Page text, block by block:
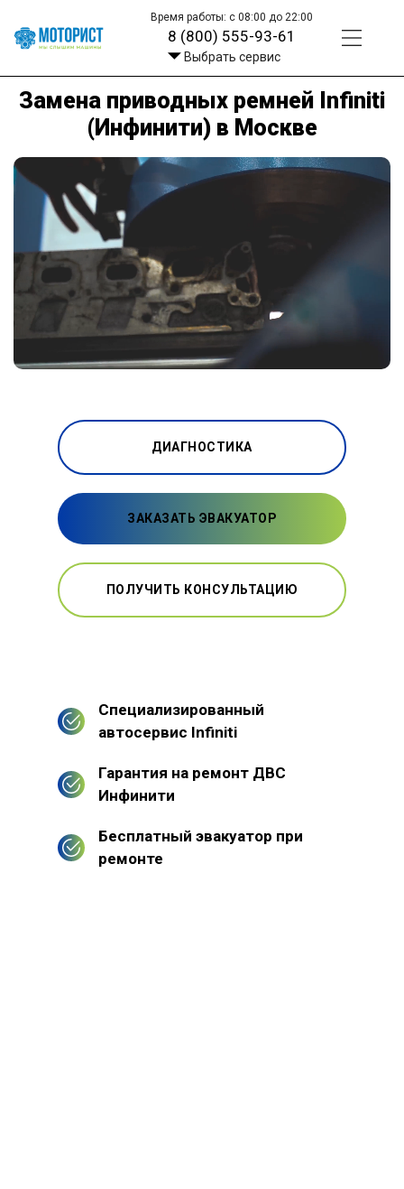
Время работы: с 08:00 до 22:00
8 (800) 555-93-61
Выбрать сервис
Замена приводных ремней Infiniti
(Инфинити) в Москве
ДИАГНОСТИКА
ЗАКАЗАТЬ ЭВАКУАТОР
ПОЛУЧИТЬ КОНСУЛЬТАЦИЮ
Специализированный
автосервис Infiniti
Гарантия на ремонт ДВС
Инфинити
Бесплатный эвакуатор при
ремонте